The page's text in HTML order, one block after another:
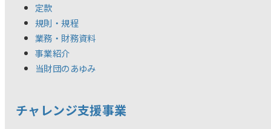
定款
規則・規程
業務・財務資料
事業紹介
当財団のあゆみ
チャレンジ支援事業